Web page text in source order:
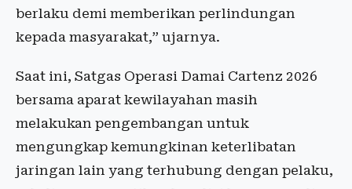
berlaku demi memberikan perlindungan
kepada masyarakat,” ujarnya.
Saat ini, Satgas Operasi Damai Cartenz 2026
bersama aparat kewilayahan masih
melakukan pengembangan untuk
mengungkap kemungkinan keterlibatan
jaringan lain yang terhubung dengan pelaku,